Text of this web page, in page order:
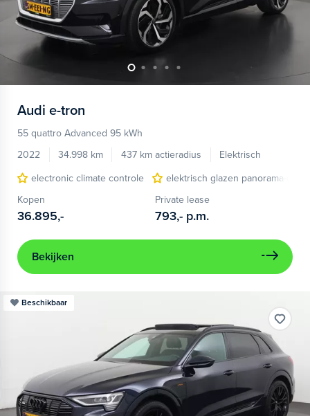
Audi e-tron
55 quattro Advanced 95 kWh
2022
34.998 km 437 km actieradius
Elektrisch
electronic climate controle
elektrisch glazen panorama-dak
Kopen
36.895,-
Private lease
793,- p.m.
Bekijken
Beschikbaar